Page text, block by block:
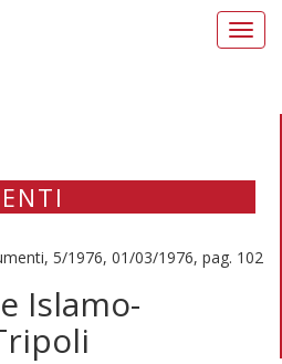
5/1976, 01/03/1976, pag. 102
Islamo-